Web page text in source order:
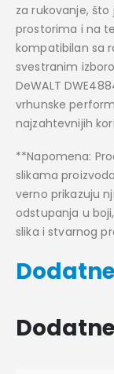
za rukovanje,
prostorima i na
kompatibilan sa
svestranim
DeWALT
vrhunske
najzahtevnijih
**Napomena:
slikama
verno prikazuju
odstupanja u
slika i stvarnog